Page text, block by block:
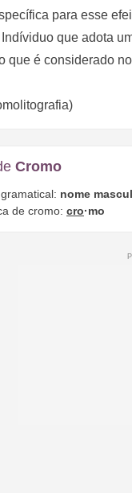
para esse
que adota
que é considerado
Cromo
nome
de cromo: cro·mo